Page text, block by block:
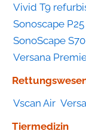
Vivid T9
Sonoscape
SonoScape S70
Versana
Vscan Air
Tiermedizin